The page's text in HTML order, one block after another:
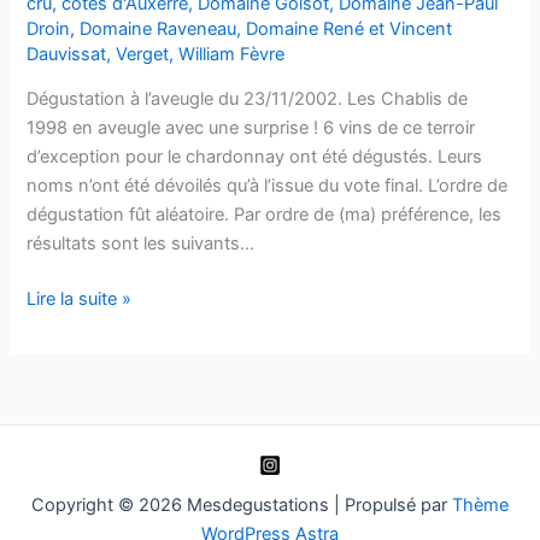
Droin, Domaine Raveneau, Domaine René et Vincent
Dauvissat,Verget,William Fèvre
Dégustation à l’aveugle du 23/11/2002. Les Chablis de
1998 en aveugle avec une surprise ! 6 vins de ce terroir
d’exception pour le chardonnay ont été dégustés. Leurs
noms n’ont été dévoilés qu’à l’issue du vote final. L’ordre de
dégustation fût aléatoire. Par ordre de (ma) préférence, les
résultats sont les suivants…
Les
Lire la suite »
Copyright © 2026 Mesdegustations | Propulsé par Thème
WordPress Astra